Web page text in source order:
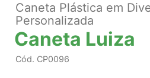
Caneta Plástica em
Personalizada
Caneta Luiza
Cód. CP0096